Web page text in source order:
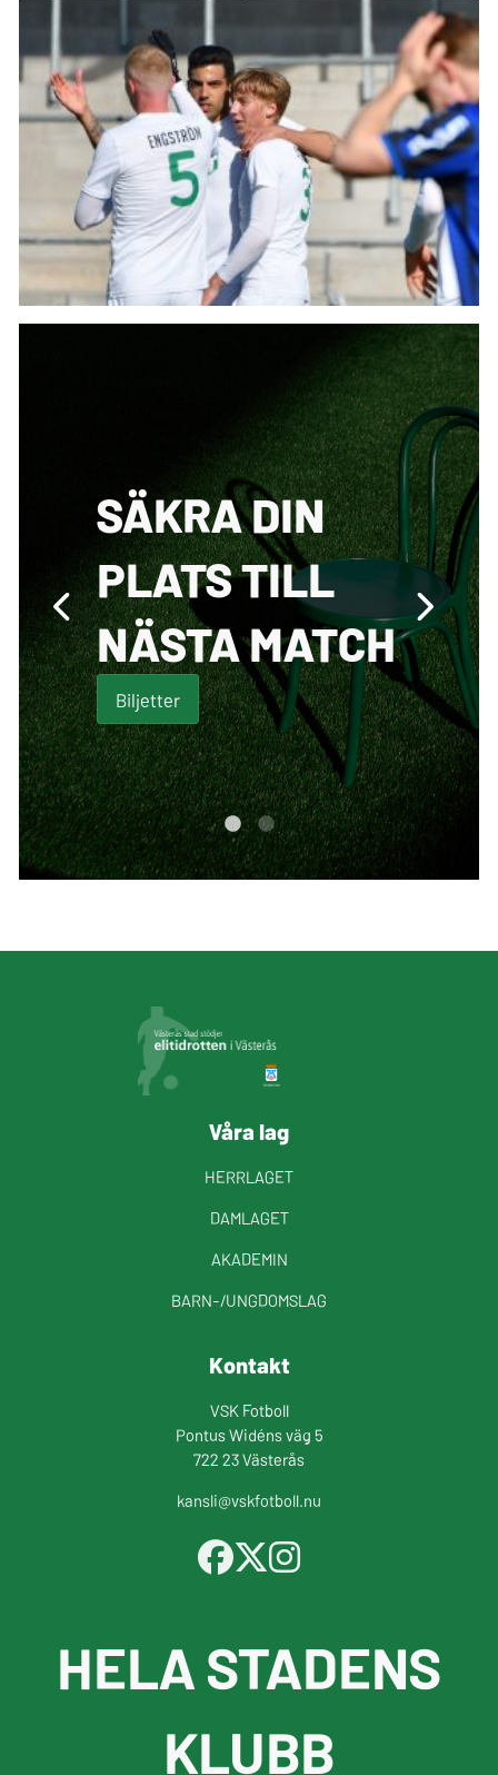
SÄKRA DIN
PLATS TILL
NÄSTA MATCH
Biljetter
Våra lag
HERRLAGET
DAMLAGET
AKADEMIN
BARN-/UNGDOMSLAG
Kontakt
VSK Fotboll
Pontus Widéns väg 5
722 23 Västerås
kansli@vskfotboll.nu
HELA STADENS
KLUBB